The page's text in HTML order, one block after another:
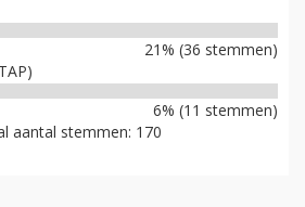
21% (36 stemmen)
6% (11 stemmen)
aantal stemmen: 170